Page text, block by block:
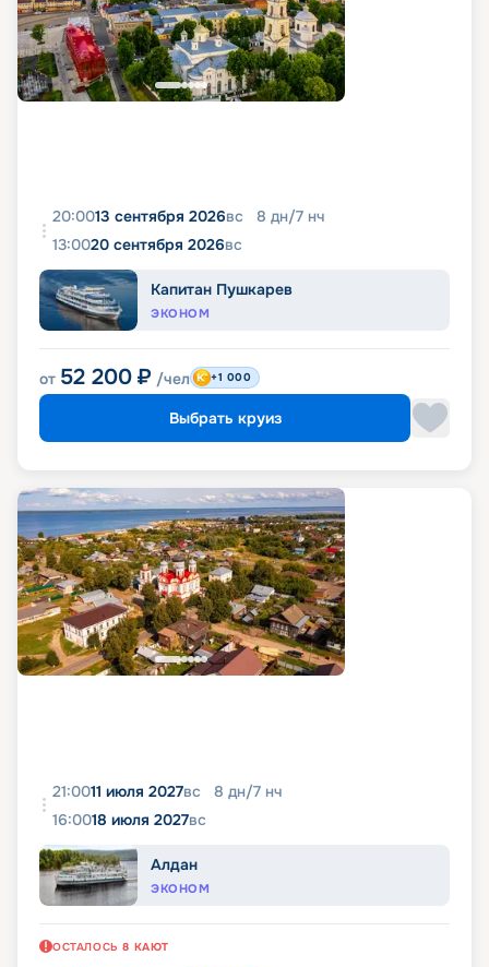
20:0013 сентября 2026вс 8 дн/7 нч
13:0020 сентября 2026вс
Капитан Пушкарев
ЭКОНОМ
от 52 200 ₽ /чел +1 000
Выбрать круиз
21:0011 июля 2027вс 8 дн/7 нч
16:0018 июля 2027вс
Алдан
ЭКОНОМ
ОСТАЛОСЬ 8 КАЮТ